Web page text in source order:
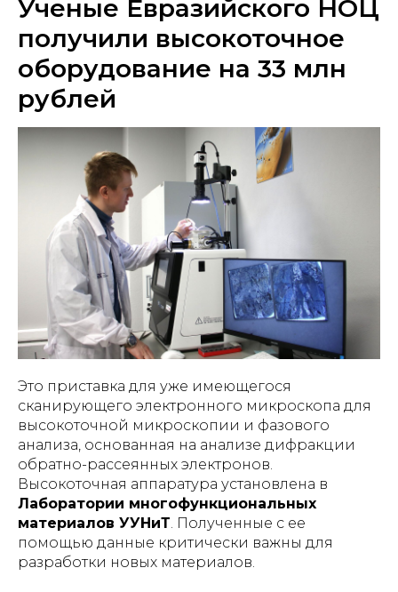
Ученые Евразийского НОЦ
получили высокоточное
оборудование на 33 млн
рублей
Это приставка для уже имеющегося
сканирующего электронного микроскопа для
высокоточной микроскопии и фазового
анализа, основанная на анализе дифракции
обратно-рассеянных электронов.
Высокоточная аппаратура установлена в
Лаборатории многофункциональных
материалов УУНиТ. Полученные с ее
помощью данные критически важны для
разработки новых материалов.